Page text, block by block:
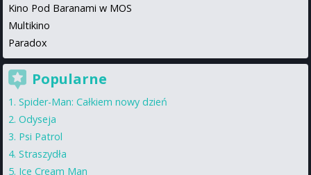
Kino Pod Baranami w MOS
Multikino
Paradox
Popularne
Spider-Man: Całkiem nowy dzień
Odyseja
Psi Patrol
Straszydła
Ice Cream Man